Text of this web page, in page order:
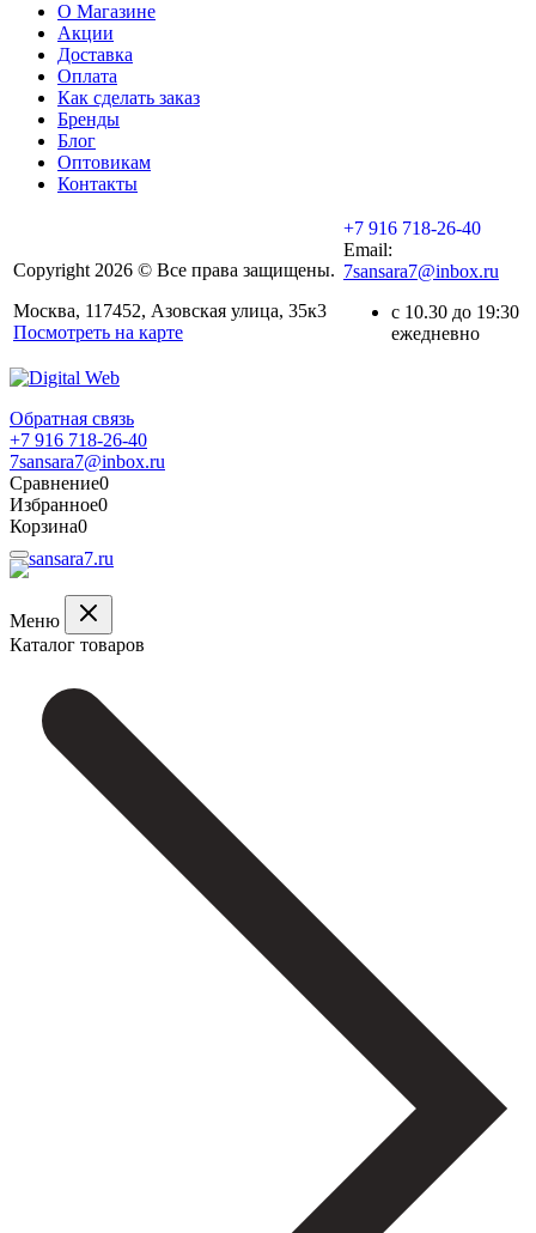
О Магазине
Акции
Доставка
Оплата
Как сделать заказ
Бренды
Блог
Оптовикам
Контакты
Copyright 2026 © Все права защищены.
Москва, 117452, Азовская улица, 35к3
Посмотреть на карте
+7 916 718-26-40
Email:
7sansara7@inbox.ru
с 10.30 до 19:30
ежедневно
Обратная связь
+7 916 718-26-40
7sansara7@inbox.ru
Сравнение0
Избранное0
Корзина0
Меню
Каталог товаров